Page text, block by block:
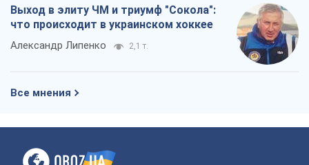
Выход в элиту ЧМ и триумф "Сокола":
что происходит в украинском хоккее
Александр Липенко 2,1 т.
Все мнения